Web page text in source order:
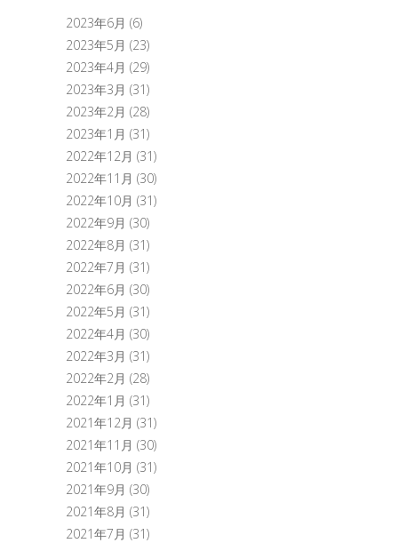
2023年6月 (6)
2023年5月 (23)
2023年4月 (29)
2023年3月 (31)
2023年2月 (28)
2023年1月 (31)
2022年12月 (31)
2022年11月 (30)
2022年10月 (31)
2022年9月 (30)
2022年8月 (31)
2022年7月 (31)
2022年6月 (30)
2022年5月 (31)
2022年4月 (30)
2022年3月 (31)
2022年2月 (28)
2022年1月 (31)
2021年12月 (31)
2021年11月 (30)
2021年10月 (31)
2021年9月 (30)
2021年8月 (31)
2021年7月 (31)